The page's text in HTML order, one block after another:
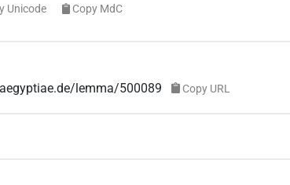
Unicode Copy MdC
lemma/500089 Copy URL